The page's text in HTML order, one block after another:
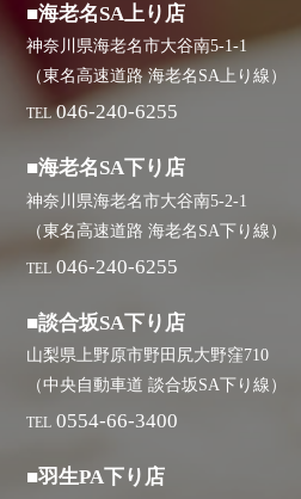
■海老名SA上り店
神奈川県海老名市大谷南5-1-1
（東名高速道路 海老名SA上り線）
TEL 046-240-6255
■海老名SA下り店
神奈川県海老名市大谷南5-2-1
（東名高速道路 海老名SA下り線）
TEL 046-240-6255
■談合坂SA下り店
山梨県上野原市野田尻大野窪710
（中央自動車道 談合坂SA下り線）
TEL 0554-66-3400
■羽生PA下り店